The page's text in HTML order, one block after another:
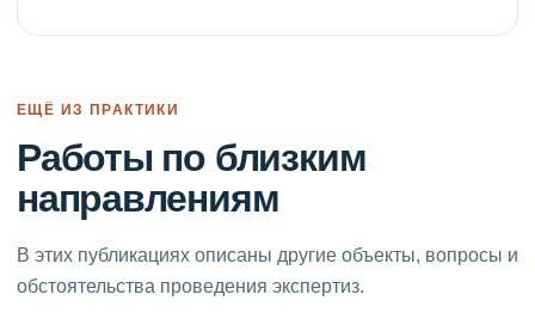
ЕЩЁ ИЗ ПРАКТИКИ
Работы по близким
направлениям
В этих публикациях описаны другие объекты, вопросы и
обстоятельства проведения экспертиз.